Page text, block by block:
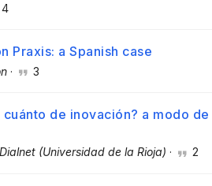
4
Praxis: a Spanish case
· 3
de inovación? a modo de
Dialnet (Universidad de la Rioja) · 2